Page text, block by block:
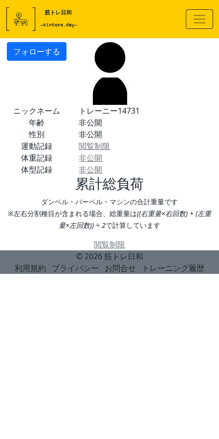
フォローする
ニックネーム
トレーニー14731
年齢
非公開
性別
非公開
運動記録
閲覧制限
体重記録
非公開
体型記録
非公開
累計総負荷
ダンベル・バーベル・マシンの合計重量です
※左右分割種目が含まれる場合、総重量は((右重量×右回数) + (左重
量×左回数)) ÷ 2で計算しています
閲覧制限
© 2026 筋トレ日和
利用規約
プライバシー お問合せ トレーニング履歴